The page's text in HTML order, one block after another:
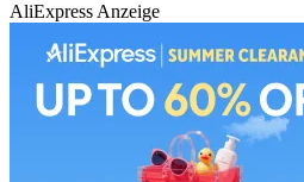
AliExpress Anzeige